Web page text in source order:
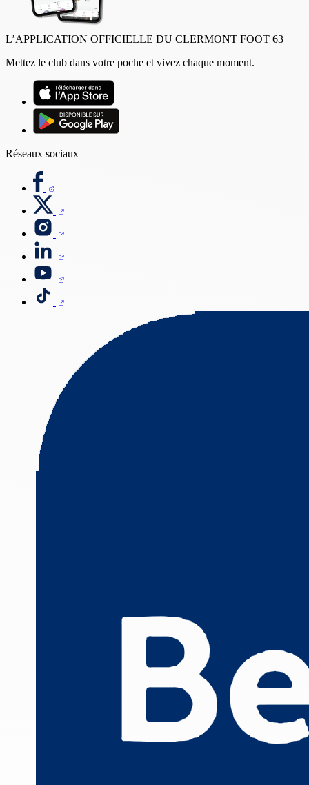
L’APPLICATION OFFICIELLE DU CLERMONT FOOT 63
Mettez le club dans votre poche et vivez chaque moment.
Réseaux sociaux